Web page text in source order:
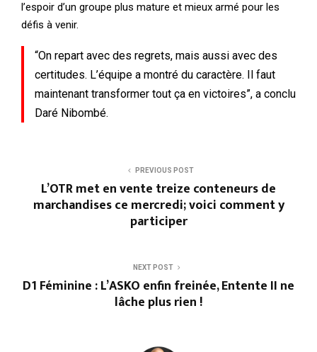
l’espoir d’un groupe plus mature et mieux armé pour les
défis à venir.
“On repart avec des regrets, mais aussi avec des
certitudes. L’équipe a montré du caractère. Il faut
maintenant transformer tout ça en victoires”, a conclu
Daré Nibombé.
PREVIOUS POST
L’OTR met en vente treize conteneurs de
marchandises ce mercredi; voici comment y
participer
NEXT POST
D1 Féminine : L’ASKO enfin freinée, Entente II ne
lâche plus rien !